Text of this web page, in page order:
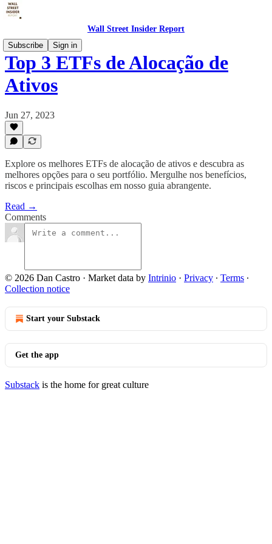
Wall Street Insider Report
Subscribe
Sign in
Top 3 ETFs de Alocação de
Ativos
Jun 27, 2023
Explore os melhores ETFs de alocação de ativos e descubra as
melhores opções para o seu portfólio. Mergulhe nos benefícios,
riscos e principais escolhas em nosso guia abrangente.
Read →
Comments
© 2026 Dan Castro · Market data by Intrinio · Privacy ∙ Terms ∙
Collection notice
Start your Substack
Get the app
Substack is the home for great culture